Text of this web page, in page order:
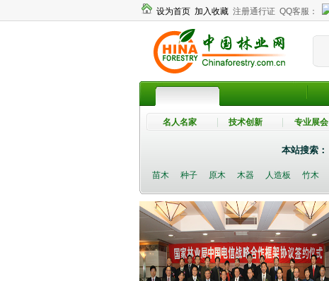
设为首页 加入收藏 注册通行证 QQ客服：
名人名家 技术创新 专业展会
本站搜索：
苗木 种子 原木 木器 人造板 竹木